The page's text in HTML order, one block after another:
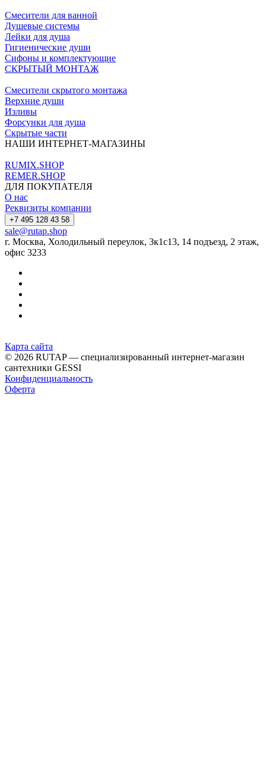
Смесители для ванной
Душевые системы
Лейки для душа
Гигиенические души
Сифоны и комплектующие
СКРЫТЫЙ МОНТАЖ
Смесители скрытого монтажа
Верхние души
Изливы
Форсунки для душа
Скрытые части
НАШИ ИНТЕРНЕТ-МАГАЗИНЫ
RUMIX.SHOP
REMER.SHOP
ДЛЯ ПОКУПАТЕЛЯ
О нас
Реквизиты компании
+7 495 128 43 58
sale@rutap.shop
г. Москва, Холодильный переулок, 3к1с13, 14 подъезд, 2 этаж,
офис 3233
Карта сайта
© 2026 RUTAP — специализированный интернет-магазин
сантехники GESSI
Конфиденциальность
Оферта